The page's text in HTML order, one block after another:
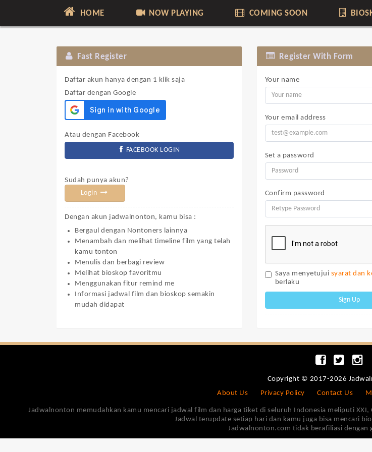
HOME NOW PLAYING COMING SOON
Fast Register
Daftar akun hanya dengan 1 klik saja
Daftar dengan Google
Atau dengan Facebook
FACEBOOK LOGIN
Sudah punya akun?
Login
Dengan akun jadwalnonton, kamu bisa :
Bergaul dengan Nontoners lainnya
Menambah dan melihat timeline film yang telah
kamu tonton
Menulis dan berbagi review
Melihat bioskop favoritmu
Menggunakan fitur remind me
Informasi jadwal film dan bioskop semakin
mudah didapat
Register With Form
Your name
Your email address
Set a password
Confirm password
Saya menyetujui syarat dan
berlaku
Sign Up
Copyright © 2017-2026
About Us
Privacy Policy Contact Us
Jadwalnonton memudahkan kamu mencari jadwal film dan harga tiket di seluruh Indonesia meliputi XXI,
Jadwal terupdate setiap hari dan kamu juga bisa mencari
Jadwalnonton.com tidak berafiliasi dengan